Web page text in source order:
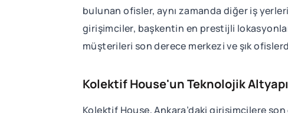
bulunan ofisler, aynı zamanda diğer iş
girişimciler, başkentin en prestijli
müşterileri son derece merkezi ve şık
Kolektif House'un Teknolojik
Kolektif House, Ankara’daki girişimcilere